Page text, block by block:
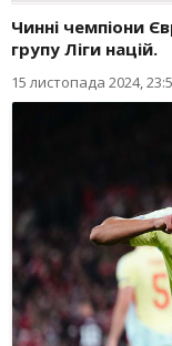
Чинні чемпіони
групу Ліги націй.
15 листопада 2024,